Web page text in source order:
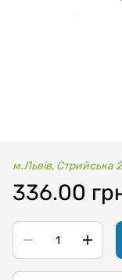
м.Львів, Стрийська
336.00